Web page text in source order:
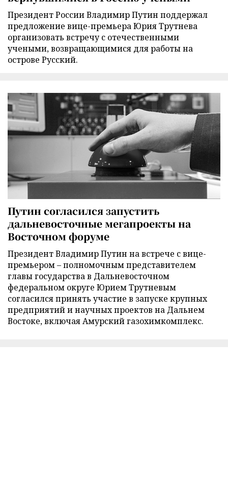
Президент России Владимир Путин поддержал
предложение вице-премьера Юрия Трутнева
организовать встречу с отечественными
учеными, возвращающимися для работы на
острове Русский.
Путин согласился запустить
дальневосточные мегапроекты на
Восточном форуме
Президент Владимир Путин на встрече с вице-
премьером – полномочным представителем
главы государства в Дальневосточном
федеральном округе Юрием Трутневым
согласился принять участие в запуске крупных
предприятий и научных проектов на Дальнем
Востоке, включая Амурский газохимкомплекс.